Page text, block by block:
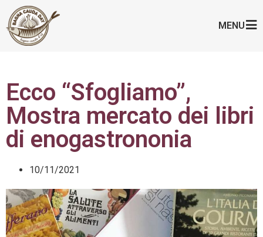
MENU
Ecco “Sfogliamo”,
Mostra mercato dei libri
di enogastrononia
10/11/2021